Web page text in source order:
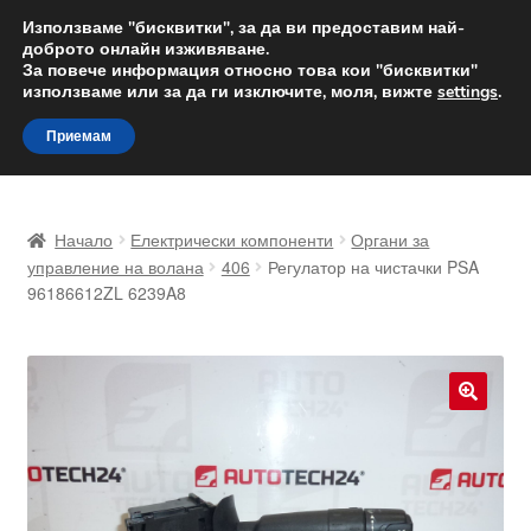
ДОСТАВКА от 12 лв.
Доставка по целия свят
Skip
to
navigation
Skip
to
content
Доставка по целия свят
Количка
Контакт
Начало Електрически компоненти
Органи за
управление на волана
406
Регулатор на чистачки PSA
96186612ZL 6239A8
Използваме "бисквитки", за да ви предоставим най-
доброто онлайн изживяване.
За повече информация относно това кои "бисквитки"
използваме или за да ги изключите, моля, вижте settings.
Приемам